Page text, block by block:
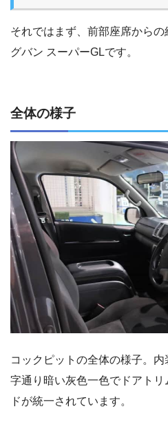
それではまず、前部座席から
グバン スーパーGLです。
全体の様子
コックピットの全体の様子。
字通り暗い灰色一色でドアト
ドが統一されています。